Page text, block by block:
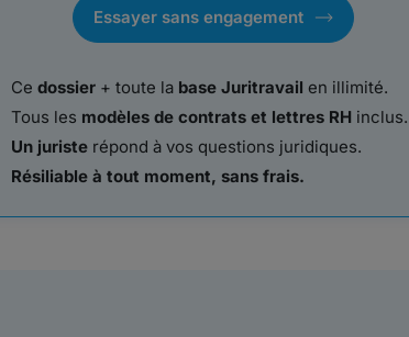
Essayer sans engagement
Cedossier + toute la base Juritravail en illimité.
Tous les modèles de contrats et lettres RH inclus.
Un juriste répond à vos questions juridiques.
Résiliable à tout moment, sans frais.